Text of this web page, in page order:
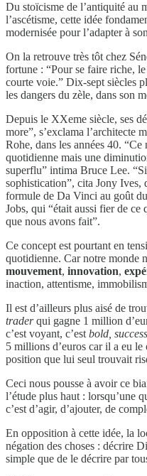
Du stoïcisme de l’antiquité au
l’ascétisme, cette idée
modernisée pour l’adapter à
On la retrouve très tôt chez
fortune : “Pour se faire riche,
courte voie.” Dix-sept siècles
les dangers du zèle, dans son
Depuis le XXeme siècle, ses
more”, s’exclama l’architecte
Rohe, dans les années 40. “Ce
quotidienne mais une
superflu” intima Bruce Lee.
sophistication”, cita Jony Ives,
formule de Da Vinci au goût
Jobs, qui “était aussi fier de ce
que nous avons fait”.
Ce concept est pourtant en
quotidienne. Car notre monde
mouvement, innovation,
inaction, attentisme,
Il est d’ailleurs plus aisé de
traderqui gagne 1 million
c’est voyant, c’est bold,
5 millions d’euros car il a eu le
position que lui seul trouvait
Ceci nous pousse à avoir ce
l’étude plus haut : lorsqu’une
c’est d’agir, d’ajouter, de
En opposition à cette idée, la
négation des choses : décrire
simple que de le décrire par